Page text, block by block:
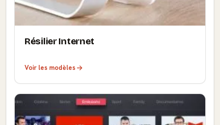
Résilier Internet
Voir les modèles